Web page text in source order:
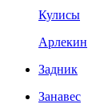
Кулисы
Арлекин
Задник
Занавес